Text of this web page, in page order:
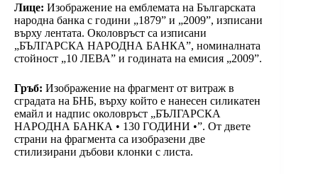
Лице: Изображение на емблемата на Българската
народна банка с години „1879” и „2009”, изписани
върху лентата. Околовръст са изписани
„БЪЛГАРСКА НАРОДНА БАНКА”, номиналната
стойност „10 ЛЕВА” и годината на емисия „2009”.
Гръб: Изображение на фрагмент от витраж в
сградата на БНБ, върху който е нанесен силикатен
емайл и надпис околовръст „БЪЛГАРСКА
НАРОДНА БАНКА • 130 ГОДИНИ •”. От двете
страни на фрагмента са изобразени две
стилизирани дъбови клонки с листа.